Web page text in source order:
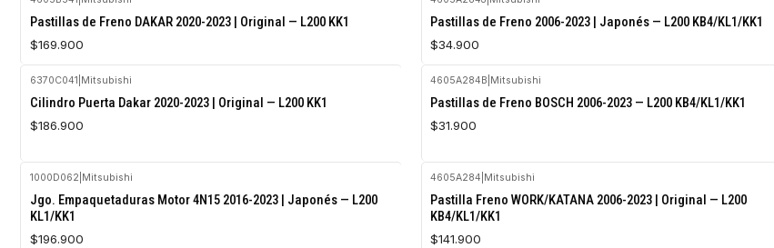
Pastillas de Freno DAKAR 2020-2023 | Original — L200 KK1
$169.900
Pastillas de Freno 2006-2023 | Japonés — L200 KB4/KL1/KK1
$34.900
6370C041 Mitsubishi
Cilindro Puerta Dakar 2020-2023 | Original — L200 KK1
$186.900
4605A284B Mitsubishi
Pastillas de Freno BOSCH 2006-2023 — L200 KB4/KL1/KK1
$31.900
1000D062 Mitsubishi
Jgo. Empaquetaduras Motor 4N15 2016-2023 | Japonés — L200
KL1/KK1
$196.900
4605A284 Mitsubishi
Pastilla Freno WORK/KATANA 2006-2023 | Original — L200
KB4/KL1/KK1
$141.900